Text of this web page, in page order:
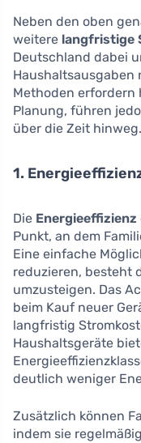
Neben den oben
weitere langfristige
Deutschland dabei
Haushaltsausgaben
Methoden erfordern
Planung, führen
über die Zeit hinweg.
1.
Die Energieeffizienz
Punkt, an dem
Eine einfache
reduzieren, besteht
umzusteigen. Das
beim Kauf neuer
langfristig
Haushaltsgeräte
deutlich weniger
Zusätzlich können
indem sie